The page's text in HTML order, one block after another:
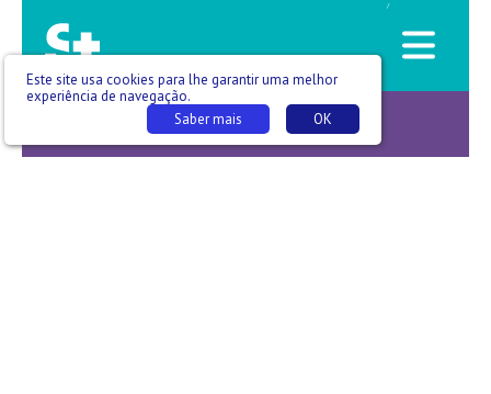
/
Pura vida -T05 E007_01
Este site usa cookies para lhe garantir uma melhor
experiência de navegação.
OK
Saber mais